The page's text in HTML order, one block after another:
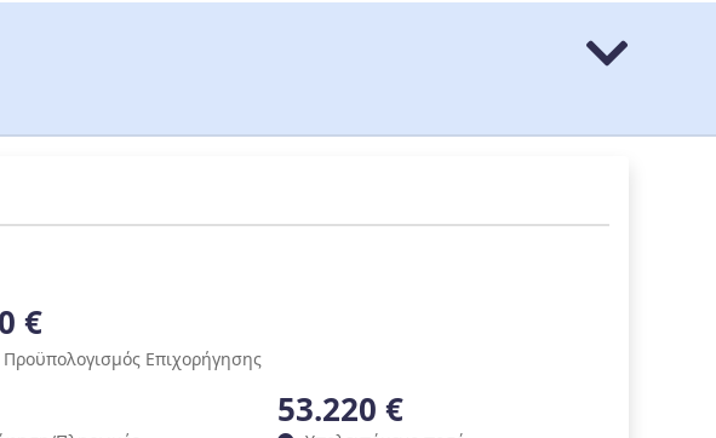
€
Προϋπολογισμός Επιχορήγησης
53.220 €